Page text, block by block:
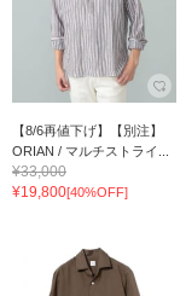
【8/6再値下げ】【別注】
ORIAN / マルチストライ...
¥33,000
¥19,800[40%OFF]